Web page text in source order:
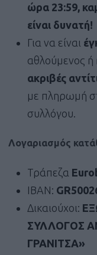
ώρα 23:59,
είναι δυνατή!
Για να είναι
αθλούμενος ή
ακριβές
με πληρωμή
συλλόγου.
Λογαριασμός
Τράπεζα
ΙΒΑΝ: GR
Δικαιούχοι:
ΣΥΛΛΟΓΟΣ
ΓΡΑΝΙΤΣΑ»